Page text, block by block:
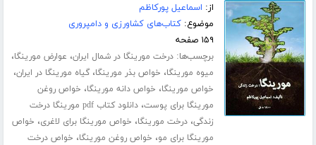
از: اسماعیل پورکاظم
موضوع:کتاب‌های کشاورزی و دامپروری
۱۵۹ صفحه
برچسب‌ها:درخت مورینگا در شمال ایران، عوارض مورینگا،
میوه مورینگا، خواص بذر مورینگا،گیاه مورینگا در ایران،
خواص مورینگا، خواص دانه مورینگا، خواص روغن
مورینگا برای پوست،
دانلود کتاب pdf مورینگا درخت
زندگی،درخت مورینگا، خواص مورینگا برای لاغری، خواص
مورینگا برای مو، خواص روغن مورینگا، خواص درخت